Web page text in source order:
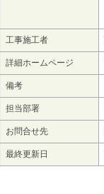
工事施工者
詳細ホームページ
備考
担当部署
お問合せ先
最終更新日